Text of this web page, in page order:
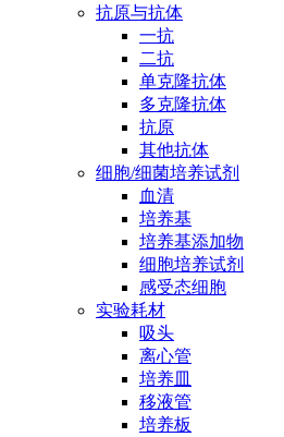
抗原与抗体
一抗
二抗
单克隆抗体
多克隆抗体
抗原
其他抗体
细胞/细菌培养试剂
血清
培养基
培养基添加物
细胞培养试剂
感受态细胞
实验耗材
吸头
离心管
培养皿
移液管
培养板